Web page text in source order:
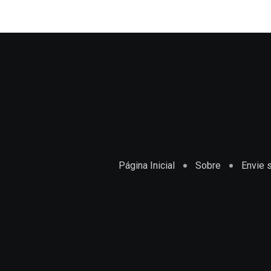
Página Inicial Sobre Envie